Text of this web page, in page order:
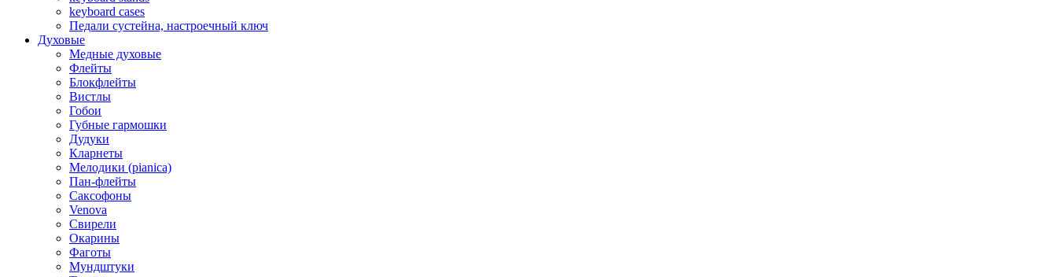
keyboard cases
Педали сустейна, настроечный ключ
Духовые
Медные духовые
Флейты
Блокфлейты
Вистлы
Гобои
Губные гармошки
Дудуки
Кларнеты
Мелодики (pianica)
Пан-флейты
Саксофоны
Venova
Свирели
Окарины
Фаготы
Мундштуки